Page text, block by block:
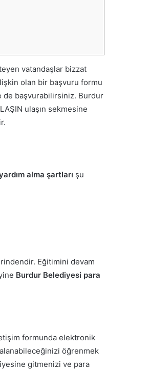
vatandaşlar bizzat
olan bir başvuru formu
de başvurabilirsiniz. Burdur
ulaşın sekmesine
alma şartları şu
Eğitimini devam
Burdur Belediyesi para
formunda elektronik
öğrenmek
gitmenizi ve para